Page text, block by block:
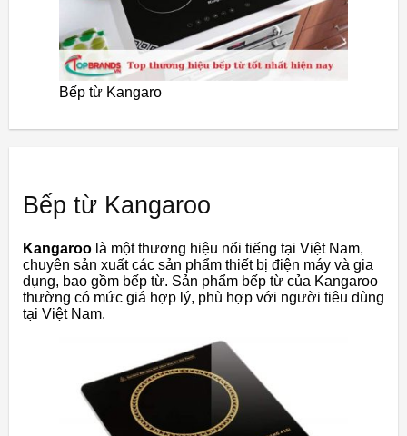
Bếp từ Kangaro
Bếp từ Kangaroo
Kangaroo là một thương hiệu nổi tiếng tại Việt Nam,
chuyên sản xuất các sản phẩm thiết bị điện máy và gia
dụng, bao gồm bếp từ. Sản phẩm bếp từ của Kangaroo
thường có mức giá hợp lý, phù hợp với người tiêu dùng
tại Việt Nam.